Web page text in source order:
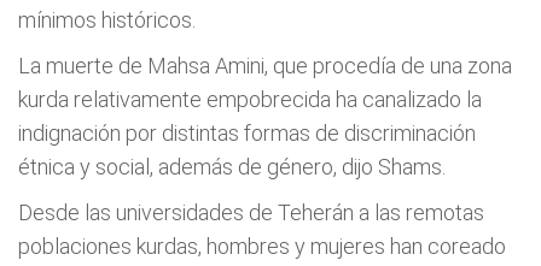
mínimos históricos.
La muerte de Mahsa Amini, que procedía de una zona
kurda relativamente empobrecida ha canalizado la
indignación por distintas formas de discriminación
étnica y social, además de género, dijo Shams.
Desde las universidades de Teherán a las remotas
poblaciones kurdas, hombres y mujeres han coreado